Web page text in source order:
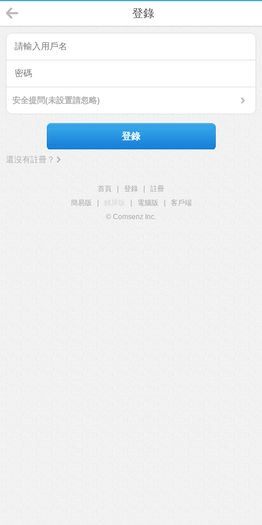
登錄
安全提問(未設置請忽略)
登錄
還沒有註冊？
首頁 登錄
註冊
簡易版
觸屏版 電腦版
客戶端
© Comsenz Inc.